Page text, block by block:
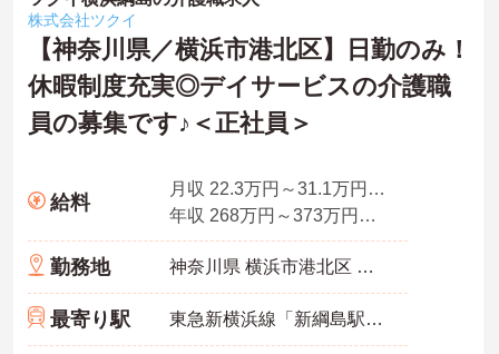
株式会社ツクイ
【神奈川県／横浜市港北区】日勤のみ！
休暇制度充実◎デイサービスの介護職
員の募集です♪＜正社員＞
給料
月収 22.3万円～31.1万円程度（諸手当込み）
年収 268万円～373万円程度（別途賞与付与）
勤務地 神奈川県 横浜市港北区 樽町4-16-37
最寄り駅 東急新横浜線「新綱島駅」バス・車4分